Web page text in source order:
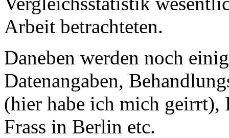
Arbeit betrachteten.
Daneben werden noch
Datenangaben,
(hier habe ich mich geirrt),
Frass in Berlin etc.